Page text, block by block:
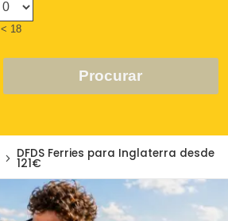
< 18
Procurar
DFDS Ferries para Inglaterra desde
121€